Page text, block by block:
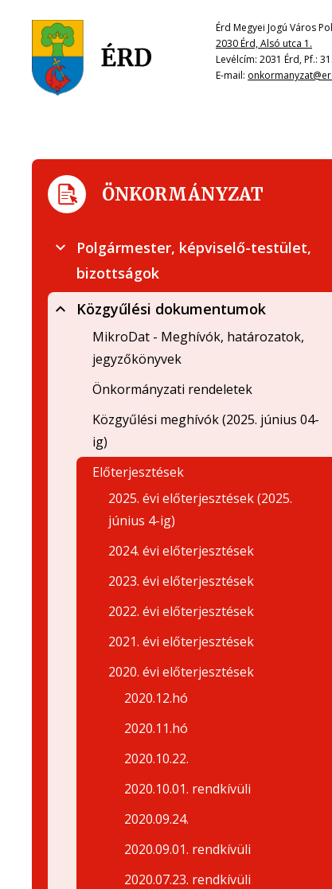
Érd Megyei Jogú Város
2030 Érd, Alsó utca 1.
Levélcím: 2031 Érd, Pf.: 31.
E-mail:
ÖNKORMÁNYZAT
Polgármester, képviselő-testület,
bizottságok
Közgyűlési dokumentumok
MikroDat - Meghívók, határozatok,
jegyzőkönyvek
Önkormányzati rendeletek
Közgyűlési meghívók (2025. június 04-
ig)
Előterjesztések
2025. évi előterjesztések (2025.
június 4-ig)
2024. évi előterjesztések
2023. évi előterjesztések
2022. évi előterjesztések
2021. évi előterjesztések
2020. évi előterjesztések
2020.12.hó
2020.11.hó
2020.10.22.
2020.10.01. rendkívüli
2020.09.24.
2020.09.01. rendkívüli
2020.07.23. rendkívüli